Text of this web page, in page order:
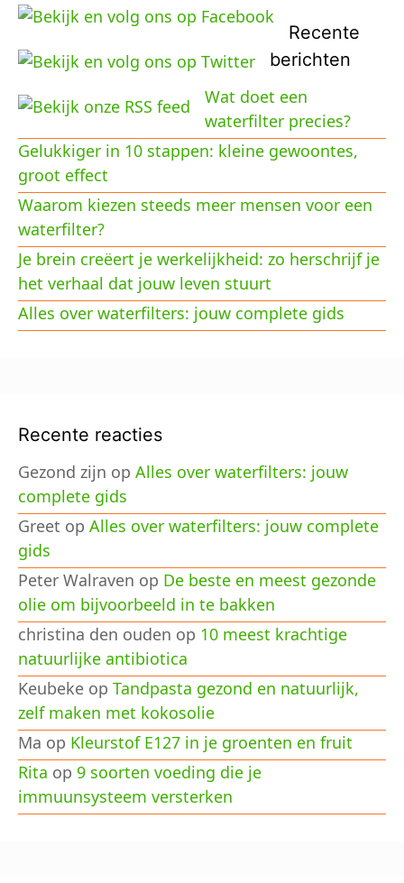
Recente
berichten
Wat doet een
waterfilter precies?
Gelukkiger in 10 stappen: kleine gewoontes,
groot effect
Waarom kiezen steeds meer mensen voor een
waterfilter?
Je brein creëert je werkelijkheid: zo herschrijf je
het verhaal dat jouw leven stuurt
Alles over waterfilters: jouw complete gids
Recente reacties
Gezond zijn op Alles over waterfilters: jouw
complete gids
Greet op Alles over waterfilters: jouw complete
gids
Peter Walraven op De beste en meest gezonde
olie om bijvoorbeeld in te bakken
christina den ouden op 10 meest krachtige
natuurlijke antibiotica
Keubeke op Tandpasta gezond en natuurlijk,
zelf maken met kokosolie
Ma op Kleurstof E127 in je groenten en fruit
Rita op 9 soorten voeding die je
immuunsysteem versterken